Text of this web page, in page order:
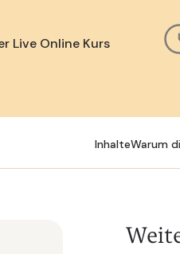
Live Online Kurs
InhalteWarum